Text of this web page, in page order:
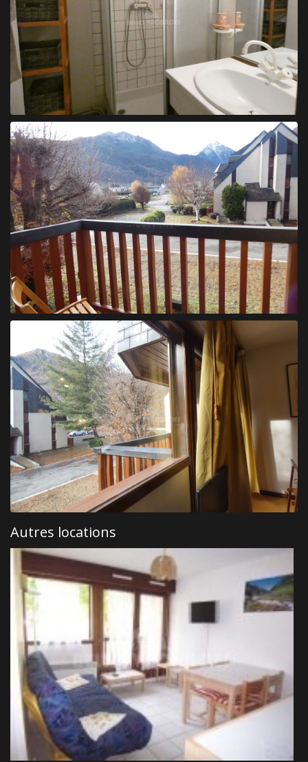
Autres locations